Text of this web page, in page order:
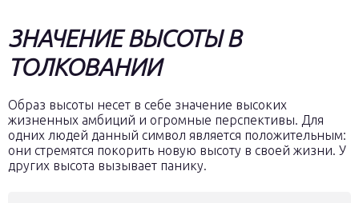
ЗНАЧЕНИЕ ВЫСОТЫ В
ТОЛКОВАНИИ
Образ высоты несет в себе значение высоких
жизненных амбиций и огромные перспективы. Для
одних людей данный символ является положительным:
они стремятся покорить новую высоту в своей жизни. У
других высота вызывает панику.